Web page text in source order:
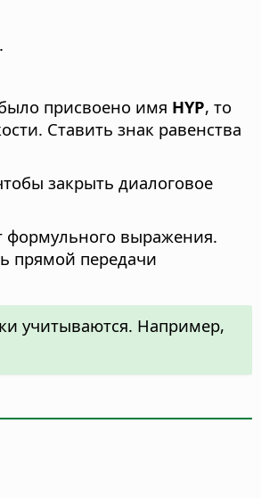
.
присвоено имя HYP, то
Ставить знак равенства
закрыть диалоговое
формульного выражения.
прямой передачи
учитываются. Например,